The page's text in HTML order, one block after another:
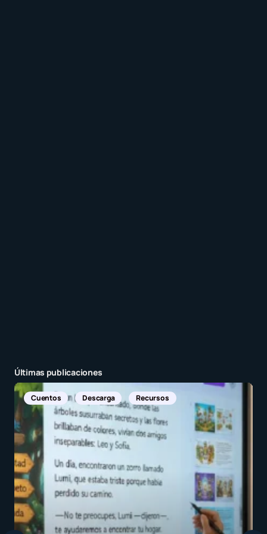
Últimas publicaciones